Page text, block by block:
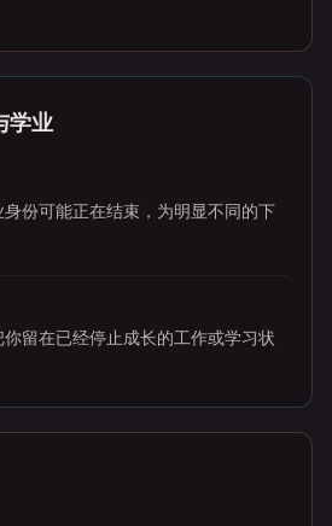
学业
份可能正在结束，为明显不同的下
留在已经停止成长的工作或学习状